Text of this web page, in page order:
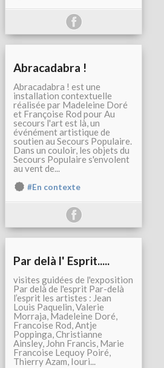
Abracadabra !
Abracadabra ! est une
installation contextuelle
réalisée par Madeleine Doré
et Françoise Rod pour Au
secours l'art est là, un
événément artistique de
soutien au Secours Populaire.
Dans un couloir, les objets du
Secours Populaire s'envolent
au vent de...
#En contexte
Par delà l' Esprit.....
visites guidées de l'exposition
Par delà de l'esprit Par-delà
l’esprit les artistes : Jean
Louis Paquelin, Valerie
Morraja, Madeleine Doré,
Francoise Rod, Antje
Poppinga, Christianne
Ainsley, John Francis, Marie
Francoise Lequoy Poiré,
Thierry Azam, Iouri...